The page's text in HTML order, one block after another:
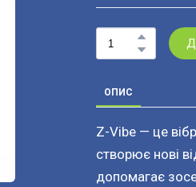
ОПИС
Z-Vibe — це
створює нові
допомагає